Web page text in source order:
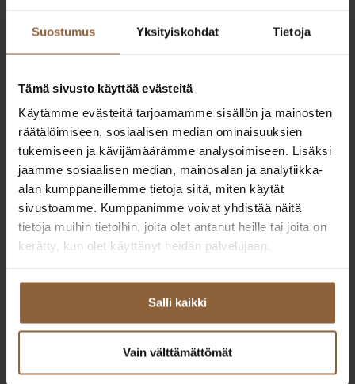
Suostumus Yksityiskohdat Tietoja
Tämä sivusto käyttää evästeitä
Käytämme evästeitä tarjoamamme sisällön ja mainosten
räätälöimiseen, sosiaalisen median ominaisuuksien
tukemiseen ja kävijämäärämme analysoimiseen. Lisäksi
jaamme sosiaalisen median, mainosalan ja analytiikka-
alan kumppaneillemme tietoja siitä, miten käytät
sivustoamme. Kumppanimme voivat yhdistää näitä
tietoja muihin tietoihin, joita olet antanut heille tai joita on
kerätty, kun olet käyttänyt heidän palvelujaan.
Salli kaikki
Vain välttämättömät
Kiintokalusteet: Novart Loviisa*asiaskashankinta
Ovimalli: 439 valkoinen supermattalaminaatti
Viimeistelylevyt: valkoinen supermattalaminaatti
Vetimet: NW18 valkoinen lippavedit
Allas: Franke Sirius SID 610-40, musta
komposiittiallas
Hana: Damixa Silhouet, mattamusta, DEN Tekniikka
LG kuivausrumpu RV9DN902B
LG pyykinpesukone FV90BNS2BE
LG Styler höyry-/kuivauskaappi S5BB (musta)